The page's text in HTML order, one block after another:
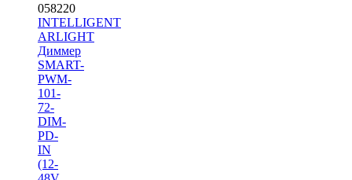
058220
INTELLIGENT
ARLIGHT
Диммер
SMART-
PWM-
101-
72-
DIM-
PD-
IN
(12-